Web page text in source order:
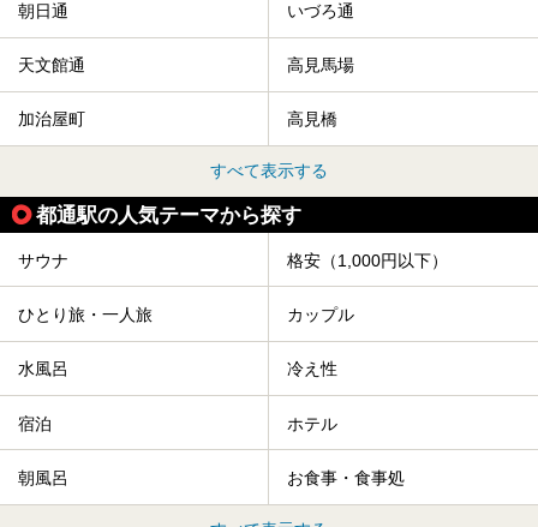
朝日通 いづろ通
天文館通 高見馬場
加治屋町 高見橋
すべて表示する
都通駅の人気テーマから探す
サウナ 格安（1,000円以下）
ひとり旅・一人旅 カップル
水風呂 冷え性
宿泊 ホテル
朝風呂 お食事・食事処